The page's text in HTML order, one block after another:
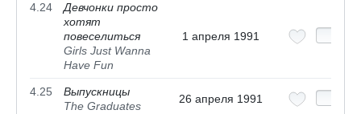
4.24
Девчонки просто
хотят
повеселиться
Girls Just Wanna
Have Fun
1 апреля 1991
4.25
Выпускницы
The Graduates
26 апреля 1991